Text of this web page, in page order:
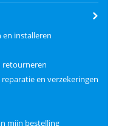
en installeren
retourneren
en verzekeringen
mijn bestelling